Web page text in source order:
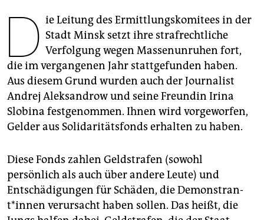
unterstützen
genossenschaft
epaper login
D ie Leitung des Ermittlungskomitees in der
Stadt Minsk setzt ihre strafrechtliche
Verfolgung wegen Massenunruhen fort,
die im vergangenen Jahr stattgefunden haben.
Aus diesem Grund wurden auch der Journalist
Andrej Aleksandrow und seine Freundin Irina
Slobina festgenommen. Ihnen wird vorgeworfen,
Gelder aus Solidaritätsfonds erhalten zu haben.
Diese Fonds zahlen Geldstrafen (sowohl
persönlich als auch über andere Leute) und
Entschädigungen für Schäden, die De­mons­tran­
t*in­nen verursacht haben sollen. Das heißt, die